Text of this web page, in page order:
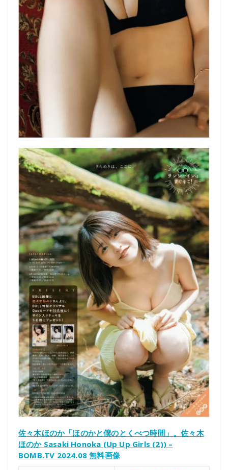
佐々木ほのか「ほのかと僕のとくべつ時間」。佐々木
ほのか Sasaki Honoka (Up Up Girls (2)) –
BOMB.TV 2024.08 無料画像